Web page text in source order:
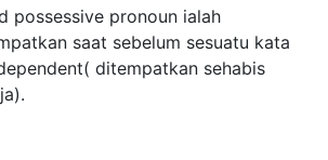
possessive pronoun ialah
saat sebelum sesuatu kata
ditempatkan sehabis